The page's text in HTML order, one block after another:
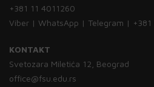
+381 11 4011260
Viber | WhatsApp | Telegram | +381
KONTAKT
Svetozara Miletića 12, Beograd
office@fsu.edu.rs